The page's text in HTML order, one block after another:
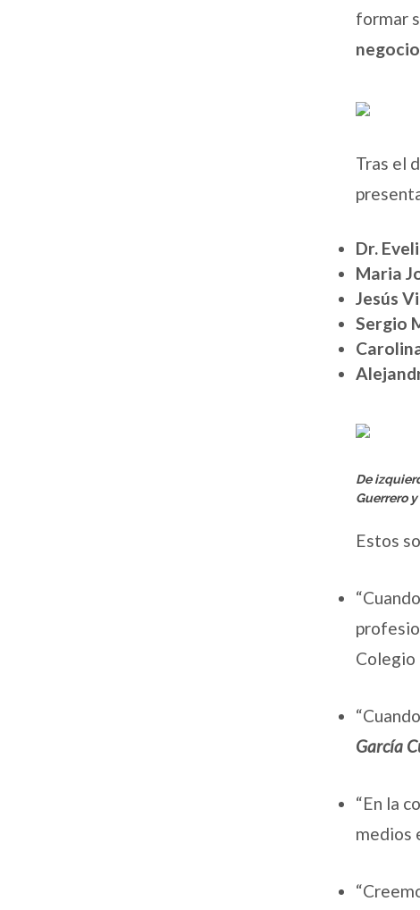
formar
Tras el
Dr.
Maria
Jesús
Sergio
De
Guerrero
Estos
Colegio
García
“En la
medios